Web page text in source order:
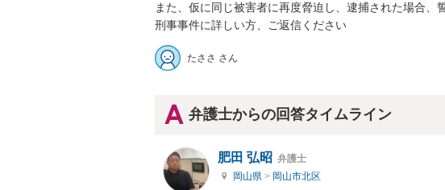
また、仮に同じ被害者に再度脅迫し、逮捕された場合、
刑事事件に詳しい方、ご返信ください
たささ さん
弁護士からの回答タイムライン
肥田 弘昭 弁護士
岡山県 > 岡山市北区